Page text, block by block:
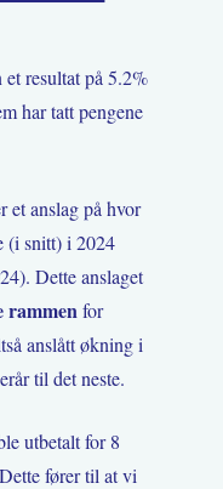
resultat på 5.2%
har tatt pengene
et anslag på hvor
(i snitt) i 2024
Dette anslaget
rammenfor
anslått økning i
til det neste.
utbetalt for 8
fører til at vi